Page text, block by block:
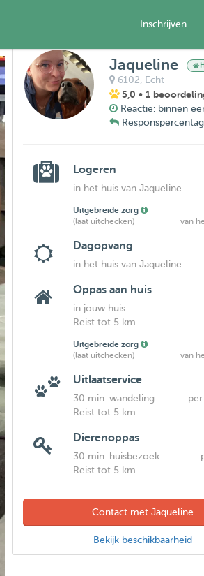
Inschrijven
Jaqueline
6102, Echt
5,0 • 1
Reactie: binnen
Logeren
in het huis van Jaqueline
Uitgebreide zorg
(laat uitchecken)
van
Dagopvang
in het huis van Jaqueline
Oppas aan huis
in jouw huis
Reist tot 5 km
Uitgebreide zorg
(laat uitchecken)
van
Uitlaatservice
30 min. wandeling
Reist tot 5 km
Dierenoppas
30 min. huisbezoek
Reist tot 5 km
Contact met Jaqueline
Bekijk beschikbaarheid